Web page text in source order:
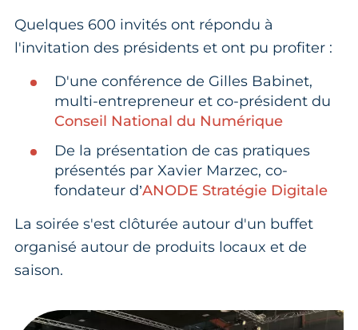
Quelques 600 invités ont répondu à
l'invitation des présidents et ont pu profiter :
D'une conférence de Gilles Babinet,
multi-entrepreneur et co-président du
Conseil National du Numérique
De la présentation de cas pratiques
présentés par Xavier Marzec, co-
fondateur d’ANODE Stratégie Digitale
La soirée s'est clôturée autour d'un buffet
organisé autour de produits locaux et de
saison.